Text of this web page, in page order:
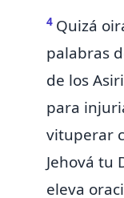
4 Quizá
palabras
de los
para
vituperar
Jehová tu
eleva